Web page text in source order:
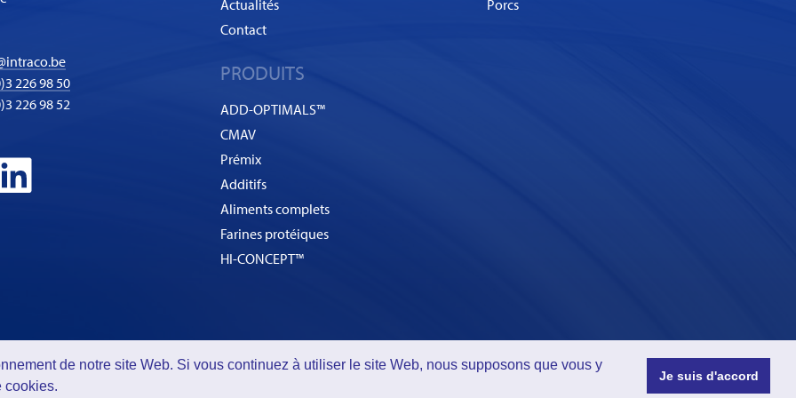
de notre site Web. Si vous continuez à utiliser le site Web, nous supposons que vous y
cookies.
Je suis d'accord
226 98 50
226 98 52
Actualités
Contact
PRODUITS
ADD-OPTIMALS™
CMAV
Prémix
Additifs
Aliments complets
Farines protéiques
HI-CONCEPT™
Porcs
Confidentialité-Cookies
générales de vente